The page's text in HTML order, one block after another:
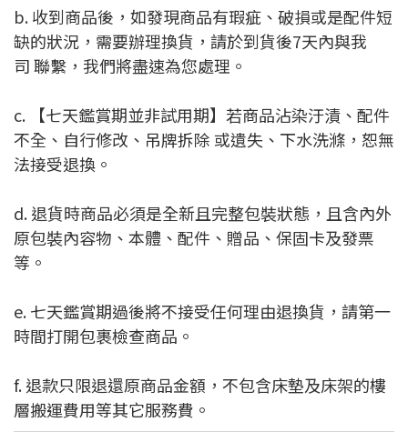
b. 收到商品後，如發現商品有瑕疵、破損或是配件短
缺的狀況，需要辦理換貨，請於到貨後7天內與我
司聯繫，我們將盡速為您處理。
c. 【七天鑑賞期並非試用期】若商品沾染汙漬、配件
不全、自行修改、吊牌拆除 或遺失、下水洗滌，恕無
法接受退換。
d. 退貨時商品必須是全新且完整包裝狀態，且含內外
原包裝內容物、本體、配件、贈品、保固卡及發票
等。
e. 七天鑑賞期過後將不接受任何理由退換貨，請第一
時間打開包裹檢查商品。
f. 退款只限退還原商品金額，不包含床墊及床架的樓
層搬運費用等其它服務費。